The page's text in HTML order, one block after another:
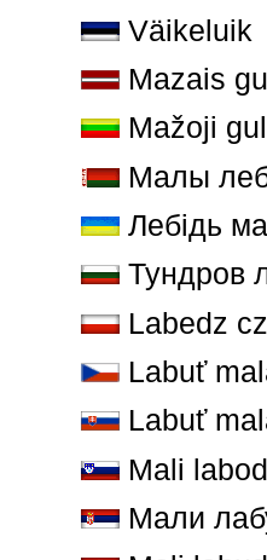
Väikeluik
Mazais
Mažoji
Малы
Лебідь
Тундров
Labedz
Labuť
Labuť
Mali labod
Мали